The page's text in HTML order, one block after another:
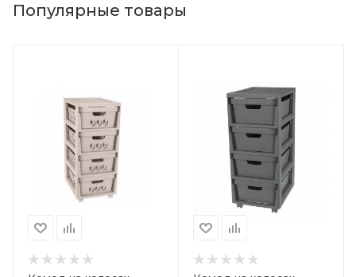
Популярные товары